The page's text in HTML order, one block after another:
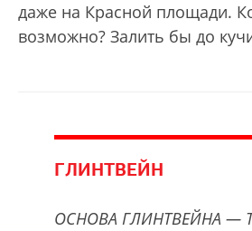
даже на Красной площади.
возможно? Залить бы до
ГЛИНТВЕЙН
ОСНОВА ГЛИНТВЕЙНА —